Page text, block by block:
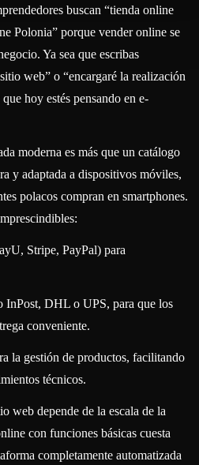
buscan “tienda online
Polonia” porque vender online se
Ya sea que escribas
web” o “encargaré la realización
hoy estés pensando en e-
moderna es más que un catálogo
y adaptada a dispositivos móviles,
polacos compran en smartphones.
Stripe, PayPal) para
InPost, DHL o UPS, para que los
conveniente.
la gestión de productos, facilitando
técnicos.
web depende de la escala de la
con funciones básicas cuesta
completamente automatizada